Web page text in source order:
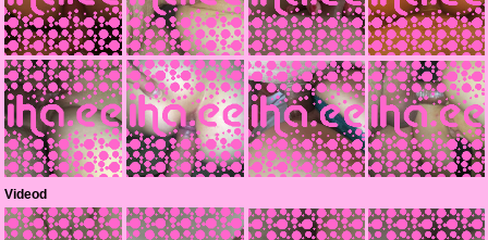
Videod